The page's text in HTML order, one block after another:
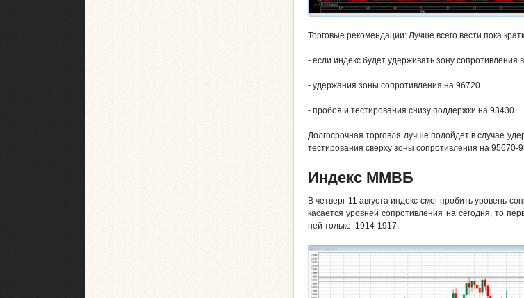
Торговые рекомендации: Лучше всего вести пока
- если индекс будет удерживать зону
- удержания зоны сопротивления на 96720.
- пробоя и тестирования снизу поддержки на 93430.
Долгосрочная торговля лучше подойдет в случае
тестирования сверху зоны сопротивления на 95670-
Индекс ММВБ
В четверг 11 августа индекс смог пробить уровень
касается уровней сопротивления на сегодня, то
ней только 1914-1917.